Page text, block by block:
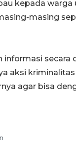
kepada
masing
informasi
aksi
agar bisa